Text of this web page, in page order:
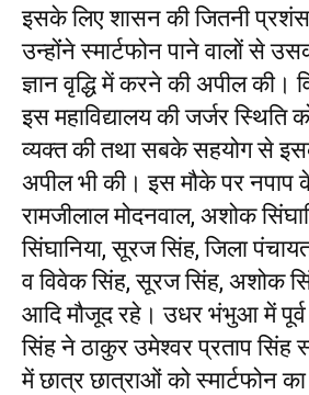
इसके लिए शासन की जितनी
उन्होंंने स्मार्टफोन पाने वालों से
ज्ञान वृद्धि में करने की अपील की।
इस महाविद्यालय की जर्जर स्थिति
व्यक्त की तथा सबके सहयोग से
अपील भी की। इस मौके पर नपाप
रामजीलाल मोदनवाल, अशोक
सिंघानिया, सूरज सिंह, जिला
व विवेक सिंह, सूरज सिंह, अशोक
आदि मौजूद रहे। उधर भंभुआ में पूर्व
सिंह ने ठाकुर उमेश्वर प्रताप सिंह
में छात्र छात्राओं को स्मार्टफोन